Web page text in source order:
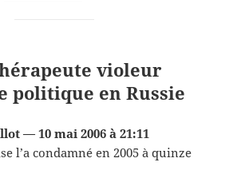
violeur
politique en Russie
— 10 mai 2006 à 21:11
l’a condamné en 2005 à quinze